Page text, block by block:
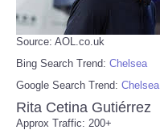
Source: AOL.co.uk
Bing Search Trend: Chelsea
Google Search Trend: Chelsea
Rita Cetina Gutiérrez
Approx Traffic: 200+